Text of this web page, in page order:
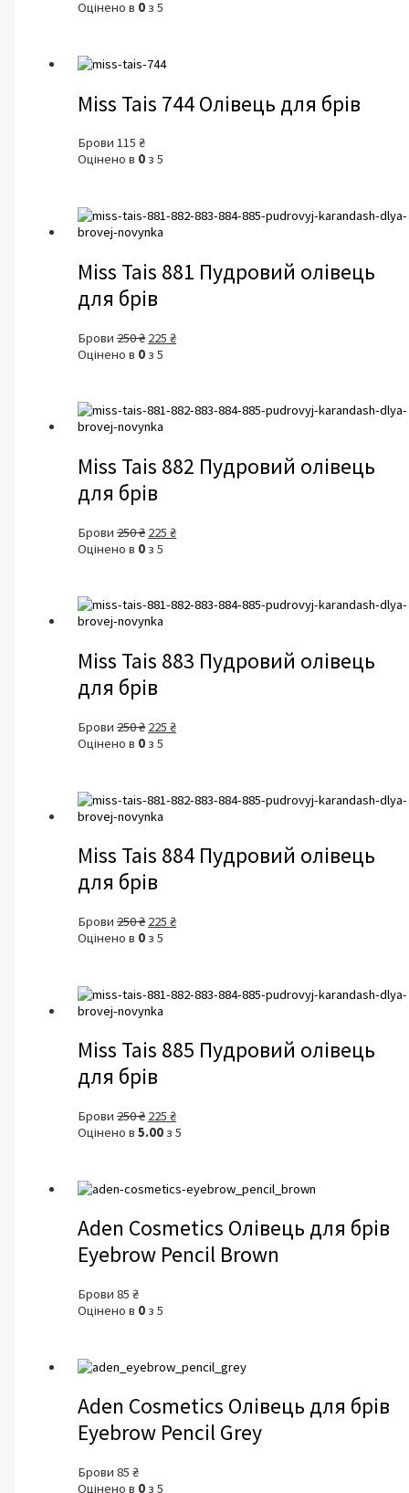
Оцінено в 0 з 5
Miss Tais 744 Олівець для брів
Брови115₴
Оцінено в 0 з 5
Miss Tais 881 Пудровий олівець
для брів
Брови250₴ Оригінальна
ціна:
225₴Поточна
Оцінено в 0 з 5
Miss Tais 882 Пудровий олівець
для брів
Брови250₴ Оригінальна
ціна:
225₴Поточна
Оцінено в 0 з 5
Miss Tais 883 Пудровий олівець
для брів
Брови250₴ Оригінальна
ціна:
225₴Поточна
Оцінено в 0 з 5
Miss Tais 884 Пудровий олівець
для брів
Брови250₴ Оригінальна
ціна:
225₴Поточна
Оцінено в 0 з 5
Miss Tais 885 Пудровий олівець
для брів
Брови250₴ Оригінальна
ціна:
225₴Поточна
ціна:
Оцінено в5.00 з 5
Aden Cosmetics Олівець для брів
Eyebrow Pencil Brown
Брови85₴
Оцінено в 0 з 5
Aden Cosmetics Олівець для брів
Eyebrow Pencil Grey
Брови85₴
Оцінено в 0 з 5